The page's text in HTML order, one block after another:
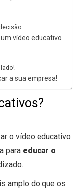
vídeo educativo
a sua empresa!
o vídeo educativo
para educar o
amplo do que os